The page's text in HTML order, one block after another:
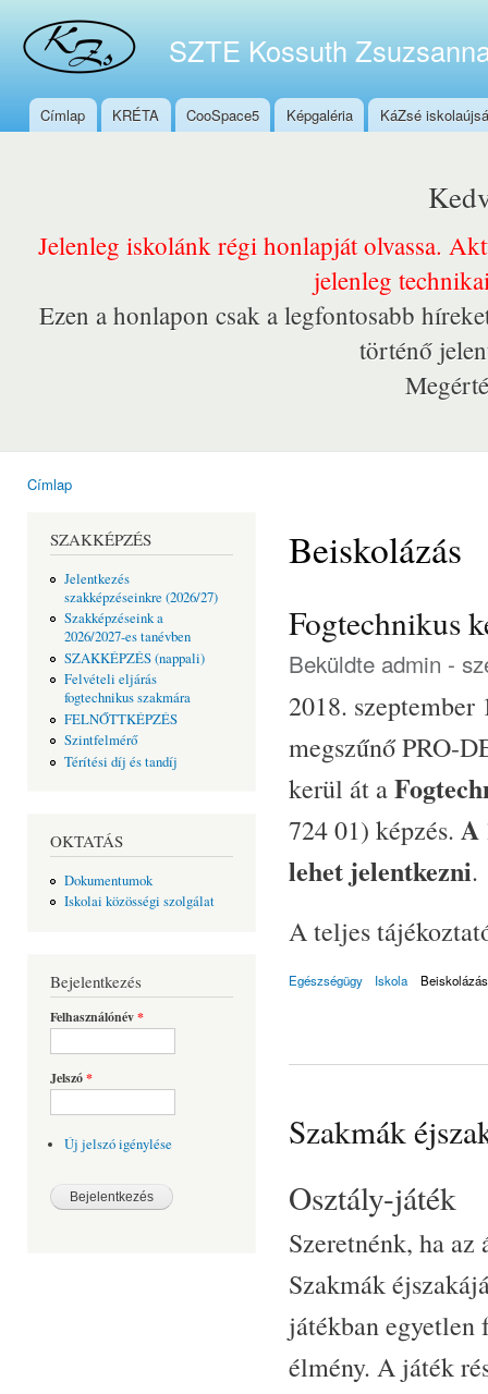
SZTE Kossuth
Főmenü
Címlap KRÉTA CooSpace5 Képgaléria KáZsé
Jelenleg iskolánk régi honlapját olvassa.
jelenleg
Ezen a honlapon csak a legfontosabb
történő
Címlap
SZAKKÉPZÉS
Jelentkezés
szakképzéseinkre (2026/27)
Szakképzéseink a
2026/2027-es tanévben
SZAKKÉPZÉS (nappali)
Felvételi eljárás
fogtechnikus szakmára
FELNŐTTKÉPZÉS
Szintfelmérő
Térítési díj és tandíj
OKTATÁS
Dokumentumok
Iskolai közösségi szolgálat
Bejelentkezés
Felhasználónév*
Jelszó*
Új jelszó igénylése
Beiskolázás
Fogtechnikus
Beküldte admin -
2018.
megszűnő PRO-
kerül át a
724 01) képzés. A
lehet jelentkezni.
A teljes
Egészségügy Iskola Beiskolázás
Szakmák
Osztály-játék
Szeretnénk, ha
Szakmák
játékban egyetlen
élmény. A játék